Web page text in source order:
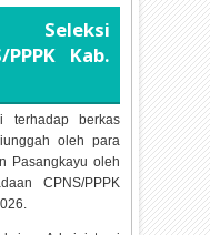
Seleksi
Kab.
terhadap berkas
oleh para
Pasangkayu oleh
CPNS/PPPK